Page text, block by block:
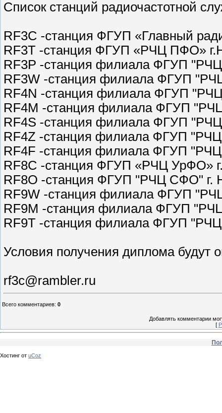
Список станций радиочастотной
RF3C -станция ФГУП «Главный
RF3T -станция ФГУП «РЧЦ ПФО»
RF3P -станция филиала ФГУП
RF3W -станция филиала ФГУП
RF4N -станция филиала ФГУП
RF4M -станция филиала ФГУП
RF4S -станция филиала ФГУП
RF4Z -станция филиала ФГУП
RF4F -станция филиала ФГУП
RF8C -станция ФГУП «РЧЦ УрФО» г.
RF8O -станция ФГУП "РЧЦ СФО" г.
RF9W -станция филиала ФГУП
RF9M -станция филиала ФГУП
RF9T -станция филиала ФГУП
Условия получения диплома будут
rf3c@rambler.ru
Всего комментариев: 0
Добавлять комментарии
[
Хостинг от uCoz